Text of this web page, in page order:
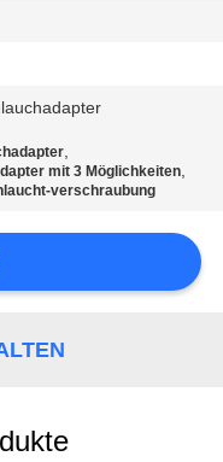
,
mit 3 Möglichkeiten,
verschraubung